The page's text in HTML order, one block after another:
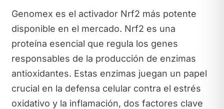
Genomex es el activador Nrf2 más potente
disponible en el mercado. Nrf2 es una
proteína esencial que regula los genes
responsables de la producción de enzimas
antioxidantes. Estas enzimas juegan un papel
crucial en la defensa celular contra el estrés
oxidativo y la inflamación, dos factores clave